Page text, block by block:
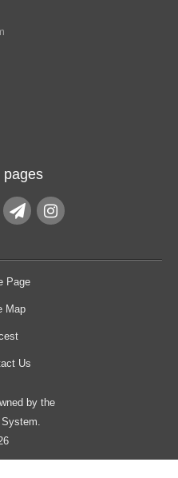
pages
Page
Map
Us
by the